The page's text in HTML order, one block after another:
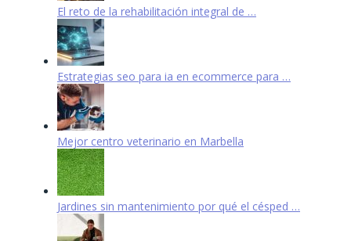
El reto de la rehabilitación integral de …
Estrategias seo para ia en ecommerce para …
Mejor centro veterinario en Marbella
Jardines sin mantenimiento por qué el césped …